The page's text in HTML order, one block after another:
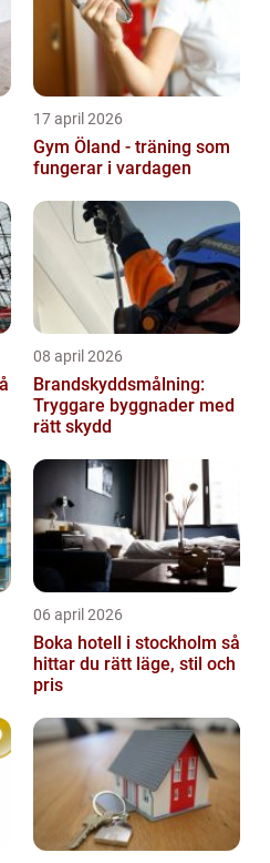
17 april 2026
Gym Öland - träning som
fungerar i vardagen
08 april 2026
Brandskyddsmålning:
Tryggare byggnader med
rätt skydd
06 april 2026
Boka hotell i stockholm så
hittar du rätt läge, stil och
pris